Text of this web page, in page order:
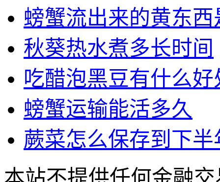
螃蟹流出来的黄东西
秋葵热水煮多长时间
吃醋泡黑豆有什么好
螃蟹运输能活多久
蕨菜怎么保存到下半